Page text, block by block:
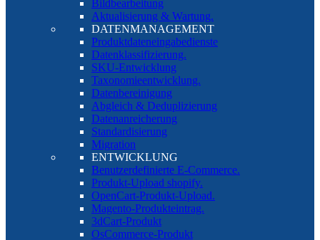
Bildbearbeitung
Aktualisierung & Wartung.
DATENMANAGEMENT
Produktdateneingabedienste
Datenklassifizierung.
SKU-Entwicklung
Taxonomieentwicklung.
Datenbereinigung
Abgleich & Deduplizierung
Datenanreicherung
Standardisierung
Migration
ENTWICKLUNG
Benutzerdefinierte E-Commerce.
Produkt-Upload shopify.
OpenCart-Produkt-Upload.
Magento-Produkteintrag.
3dCart-Produkt
OsCommerce-Produkt